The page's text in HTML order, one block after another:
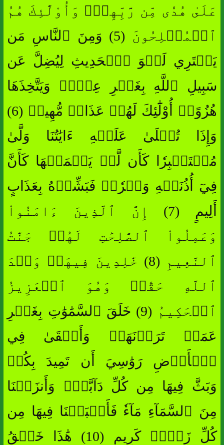
عَلَىٰ هُدٗى مِّن رَّبِّهِمۡۖ وَأُوْلَٰٓئِكَ هُمُ
ٱلۡمُفۡلِحُونَ (5) وَمِنَ ٱلنَّاسِ مَن
يَشۡتَرِي لَهۡوَ ٱلۡحَدِيثِ لِيُضِلَّ عَن
سَبِيلِ ٱللَّهِ بِغَيۡرِ عِلۡمٖ وَيَتَّخِذَهَا
هُزُوًاۚ أُوْلَٰٓئِكَ لَهُمۡ عَذَابٞ مُّهِينٞ (6)
وَإِذَا تُتۡلَىٰ عَلَيۡهِ ءَايَٰتُنَا وَلَّىٰ
مُسۡتَكۡبِرٗا كَأَن لَّمۡ يَسۡمَعۡهَا كَأَنَّ
فِيٓ أُذُنَيۡهِ وَقۡرٗاۖ فَبَشِّرۡهُ بِعَذَابٍ
أَلِيمٍ (7) إِنَّ ٱلَّذِينَ ءَامَنُواْ
وَعَمِلُواْ ٱلصَّٰلِحَٰتِ لَهُمۡ جَنَّٰتُ
ٱلنَّعِيمِ (8) خَٰلِدِينَ فِيهَاۖ وَعۡدَ
ٱللَّهِ حَقّٗاۚ وَهُوَ ٱلۡعَزِيزُ
ٱلۡحَكِيمُ (9) خَلَقَ ٱلسَّمَٰوَٰتِ بِغَيۡرِ
عَمَدٖ تَرَوۡنَهَاۖ وَأَلۡقَىٰ فِي
ٱلۡأَرۡضِ رَوَٰسِيَ أَن تَمِيدَ بِكُمۡ
وَبَثَّ فِيهَا مِن كُلِّ دَآبَّةٖۚ وَأَنزَلۡنَا
مِنَ ٱلسَّمَآءِ مَآءٗ فَأَنۢبَتۡنَا فِيهَا مِن
كُلِّ زَوۡجٖ كَرِيمٍ (10) هَٰذَا خَلۡقُ